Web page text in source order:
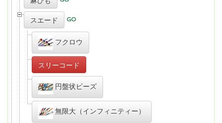
スエード
フクロウ
スリーコード
円盤状ビーズ
無限大（インフィニティー）